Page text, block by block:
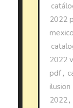
2022
mexico
2022
pdf,
2022 ,